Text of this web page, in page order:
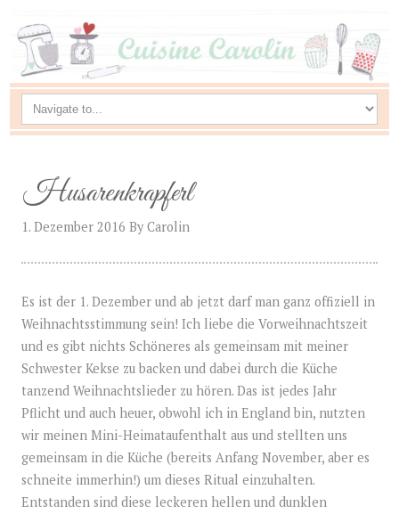
Husarenkrapferl
1. Dezember 2016 ByCarolin
Es ist der 1. Dezember und ab jetzt darf man ganz offiziell in
Weihnachtsstimmung sein! Ich liebe die Vorweihnachtszeit
und es gibt nichts Schöneres als gemeinsam mit meiner
Schwester Kekse zu backen und dabei durch die Küche
tanzend Weihnachtslieder zu hören. Das ist jedes Jahr
Pflicht und auch heuer, obwohl ich in England bin, nutzten
wir meinen Mini-Heimataufenthalt aus und stellten uns
gemeinsam in die Küche (bereits Anfang November, aber es
schneite immerhin!) um dieses Ritual einzuhalten.
Entstanden sind diese leckeren hellen und dunklen